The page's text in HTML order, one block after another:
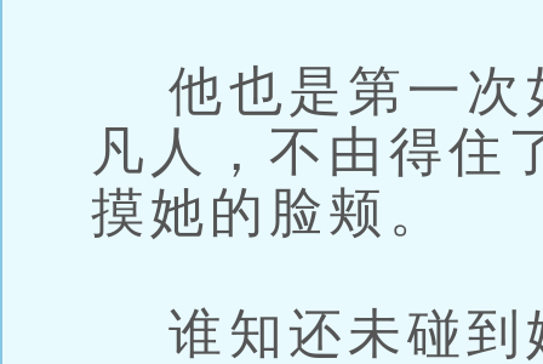
他也是第一次
凡人，不由得住
摸她的脸颊。
谁知还未碰到